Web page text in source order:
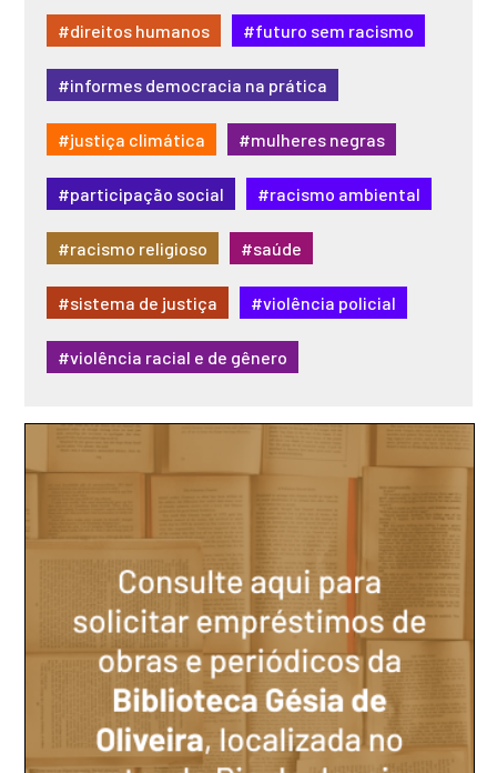
#direitos humanos #futuro sem racismo
#informes democracia na prática
#justiça climática #mulheres negras
#participação social #racismo ambiental
#racismo religioso #saúde
#sistema de justiça #violência policial
#violência racial e de gênero